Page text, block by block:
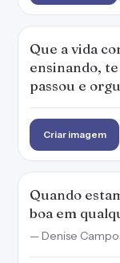
Que a vida
ensinando,
passou e
Criar imagem
Quando
boa em
— Denise